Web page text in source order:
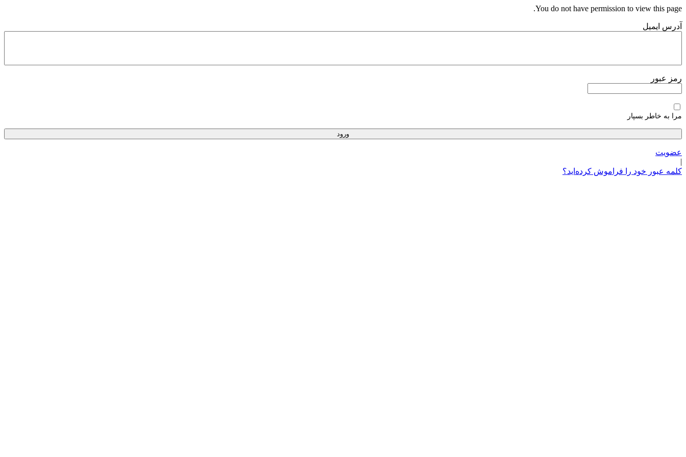
پرش
محتوا
You do not have permission to view this page.
آدرس ایمیل
رمز عبور
مرا به خاطر بسپار
عضویت
|
کلمه عبور خود را فراموش کرده‌اید؟